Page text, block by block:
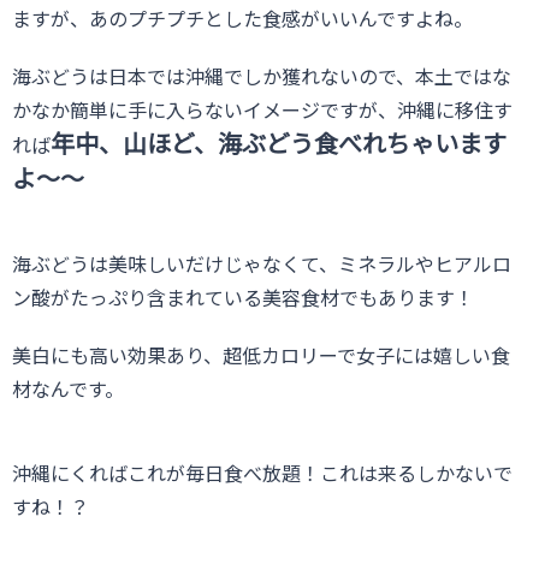
ますが、あのプチプチとした食感がいいんですよね。
海ぶどうは日本では沖縄でしか獲れないので、本土ではな
かなか簡単に手に入らないイメージですが、沖縄に移住す
れば年中、山ほど、海ぶどう食べれちゃいます
よ〜〜
海ぶどうは美味しいだけじゃなくて、ミネラルやヒアルロ
ン酸がたっぷり含まれている美容食材でもあります！
美白にも高い効果あり、超低カロリーで女子には嬉しい食
材なんです。
沖縄にくればこれが毎日食べ放題！これは来るしかないで
すね！？